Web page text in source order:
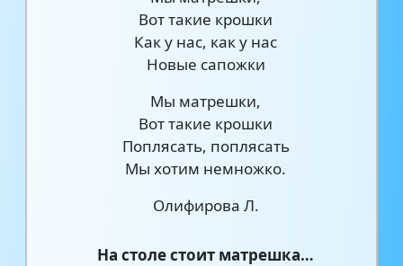
Вот такие крошки
Как у нас, как у нас
Новые сапожки
Мы матрешки,
Вот такие крошки
Поплясать, поплясать
Мы хотим немножко.
Олифирова Л.
На столе стоит матрешка…